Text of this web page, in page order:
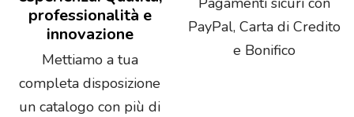
professionalità e
innovazione
Mettiamo a tua
completa disposizione
un catalogo con più di
PayPal, Carta di Credito
e Bonifico